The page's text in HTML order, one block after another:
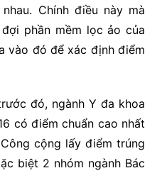
Chính điều này mà
phần mềm lọc ảo của
vào đó để xác định điểm
đó, ngành Y đa khoa
có điểm chuẩn cao nhất
cộng lấy điểm trúng
biệt 2 nhóm ngành Bác